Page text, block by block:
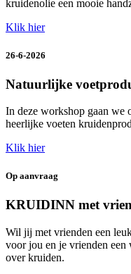
kruidenolie een mooie
Klik hier
26-6-2026
Natuurlijke
In deze workshop gaan we
heerlijke voeten
Klik hier
Op aanvraag
KRUIDINN met
Wil jij met vrienden een
voor jou en je vrienden
over kruiden.